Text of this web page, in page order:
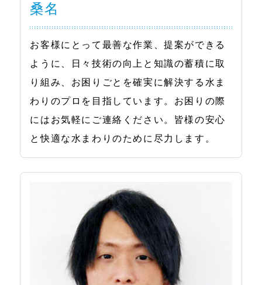
桑名
お客様にとって最善な作業、提案ができる
ように、日々技術の向上と知識の蓄積に取
り組み、お困りごとを確実に解決する水ま
わりのプロを目指しています。お困りの際
にはお気軽にご連絡ください。皆様の安心
と快適な水まわりのために尽力します。